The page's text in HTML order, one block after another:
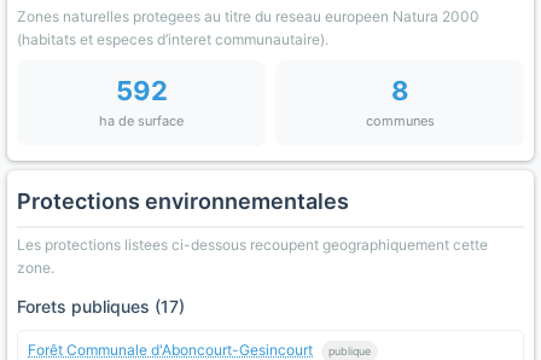
Zones naturelles protegees au titre du reseau europeen Natura 2000
(habitats et especes d’interet communautaire).
592
ha de surface
8
communes
Protections environnementales
Les protections listees ci-dessous recoupent geographiquement cette
zone.
Forets publiques (17)
Forêt Communale d'Aboncourt-Gesincourt publique